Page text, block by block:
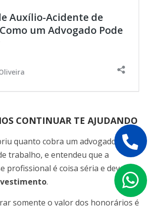
Auxílio-Acidente de
um Advogado Pode
CONTINUAR TE AJUDANDO
quanto cobra um advogado para
trabalho, e entendeu que a
profissional é coisa séria e deve ser
.
somente o valor dos honorários é